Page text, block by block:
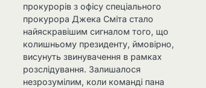
прокурорів з офісу спеціального
прокурора Джека Сміта стало
найяскравішим сигналом того, що
колишньому президенту, ймовірно,
висунуть звинувачення в рамках
розслідування. Залишалося
незрозумілим, коли команді пана